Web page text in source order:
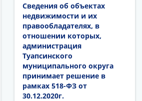
Сведения об объектах
недвижимости и их
правообладателях, в
отношении которых,
администрация
Туапсинского
муниципального округа
принимает решение в
рамках 518-ФЗ от
30.12.2020г.